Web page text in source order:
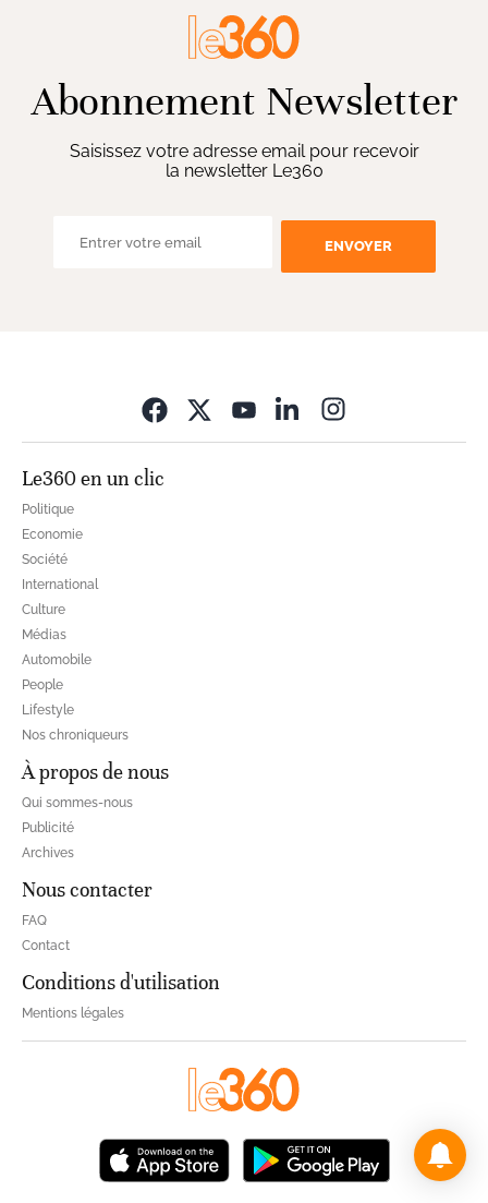
Abonnement Newsletter
Saisissez votre adresse email pour recevoir
la newsletter Le360
ENVOYER
Le360 en un clic
Politique
Economie
Société
International
Culture
Médias
Automobile
People
Lifestyle
Nos chroniqueurs
À propos de nous
Qui sommes-nous
Publicité
Archives
Nous contacter
FAQ
Contact
Conditions d'utilisation
Mentions légales